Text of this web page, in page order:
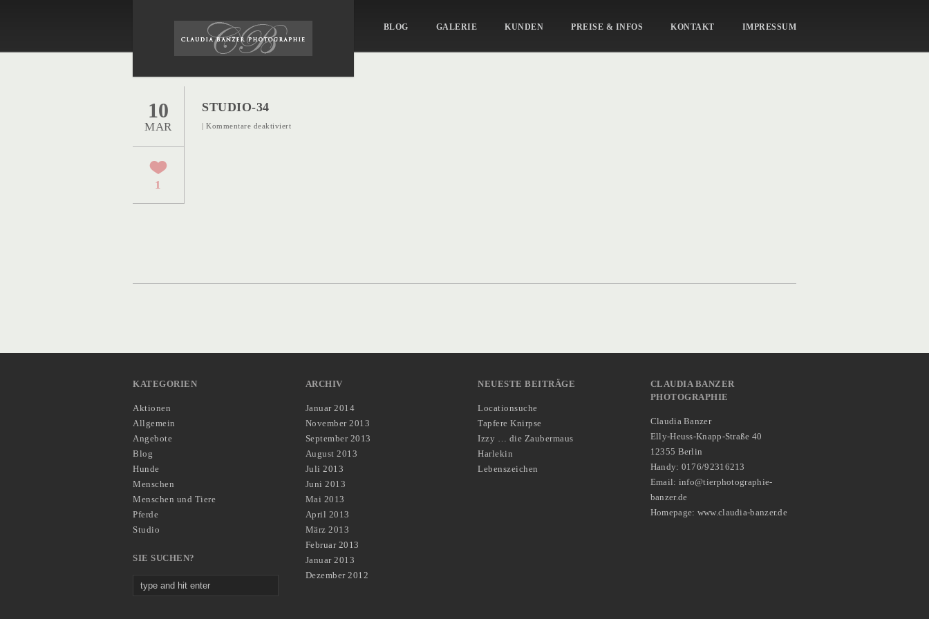
BLOG GALERIE KUNDEN PREISE & INFOS KONTAKT IMPRESSUM
10
MAR
1
STUDIO-34
| Kommentare deaktiviertfür
KATEGORIEN
Aktionen
Allgemein
Angebote
Blog
Hunde
Menschen
Menschen und Tiere
Pferde
Studio
SIE SUCHEN?
ARCHIV
Januar 2014
November 2013
September 2013
August 2013
Juli 2013
Juni 2013
Mai 2013
April 2013
März 2013
Februar 2013
Januar 2013
Dezember 2012
NEUESTE BEITRÄGE
Locationsuche
Tapfere Knirpse
Izzy … die Zaubermaus
Harlekin
Lebenszeichen
CLAUDIA BANZER
PHOTOGRAPHIE
Claudia Banzer
Elly-Heuss-Knapp-Straße 40
12355 Berlin
Handy: 0176/92316213
Email: info@tierphotographie-
banzer.de
Homepage: www.claudia-banzer.de